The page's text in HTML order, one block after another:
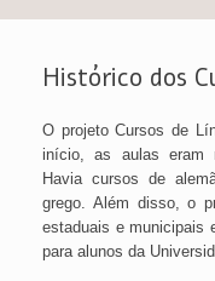
Histórico dos
O projeto Cursos de
início, as aulas eram
Havia cursos de
grego. Além disso, o
estaduais e municipais
para alunos da